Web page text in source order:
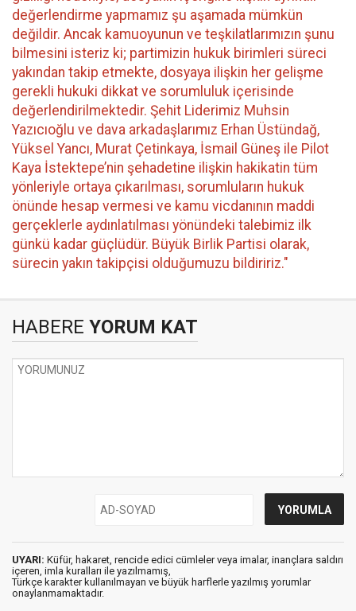
değerlendirme yapmamız şu aşamada mümkün
değildir. Ancak kamuoyunun ve teşkilatlarımızın şunu
bilmesini isteriz ki; partimizin hukuk birimleri süreci
yakından takip etmekte, dosyaya ilişkin her gelişme
gerekli hukuki dikkat ve sorumluluk içerisinde
değerlendirilmektedir. Şehit Liderimiz Muhsin
Yazıcıoğlu ve dava arkadaşlarımız Erhan Üstündağ,
Yüksel Yancı, Murat Çetinkaya, İsmail Güneş ile Pilot
Kaya İstektepe’nin şehadetine ilişkin hakikatin tüm
yönleriyle ortaya çıkarılması, sorumluların hukuk
önünde hesap vermesi ve kamu vicdanının maddi
gerçeklerle aydınlatılması yönündeki talebimiz ilk
günkü kadar güçlüdür. Büyük Birlik Partisi olarak,
sürecin yakın takipçisi olduğumuzu bildiririz."
HABERE YORUM KAT
UYARI: Küfür, hakaret, rencide edici cümleler veya imalar, inançlara saldırı
içeren, imla kuralları ile yazılmamış,
Türkçe karakter kullanılmayan ve büyük harflerle yazılmış yorumlar
onaylanmamaktadır.